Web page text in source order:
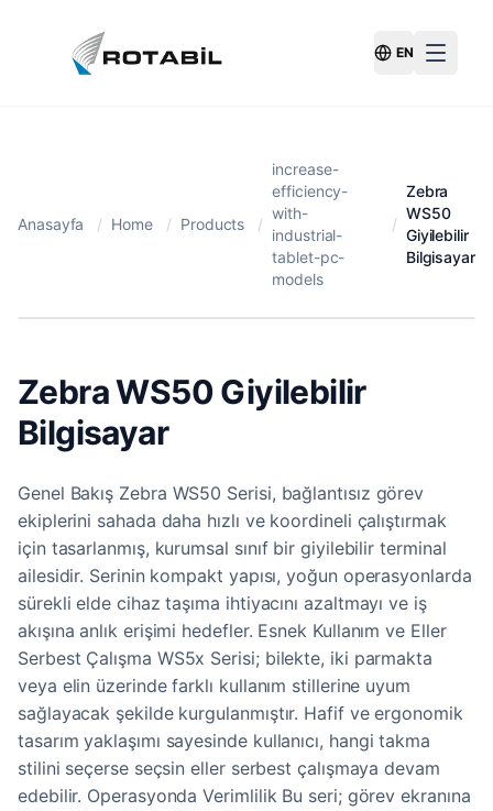
Switch
EN
Anasayfa / Home / Products /
increase-
efficiency-
with-
industrial-
tablet-pc-
models
/
Zebra
WS50
Giyilebilir
Bilgisayar
Zebra WS50 Giyilebilir
Bilgisayar
Genel Bakış Zebra WS50 Serisi, bağlantısız görev
ekiplerini sahada daha hızlı ve koordineli çalıştırmak
için tasarlanmış, kurumsal sınıf bir giyilebilir terminal
ailesidir. Serinin kompakt yapısı, yoğun operasyonlarda
sürekli elde cihaz taşıma ihtiyacını azaltmayı ve iş
akışına anlık erişimi hedefler. Esnek Kullanım ve Eller
Serbest Çalışma WS5x Serisi; bilekte, iki parmakta
veya elin üzerinde farklı kullanım stillerine uyum
sağlayacak şekilde kurgulanmıştır. Hafif ve ergonomik
tasarım yaklaşımı sayesinde kullanıcı, hangi takma
stilini seçerse seçsin eller serbest çalışmaya devam
edebilir. Operasyonda Verimlilik Bu seri; görev ekranına